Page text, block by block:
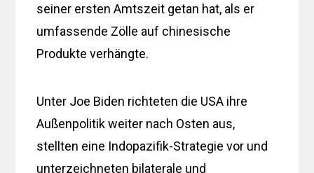
seiner ersten Amtszeit getan hat, als er
umfassende Zölle auf chinesische
Produkte verhängte.
Unter Joe Biden richteten die USA ihre
Außenpolitik weiter nach Osten aus,
stellten eine Indopazifik-Strategie vor und
unterzeichneten bilaterale und